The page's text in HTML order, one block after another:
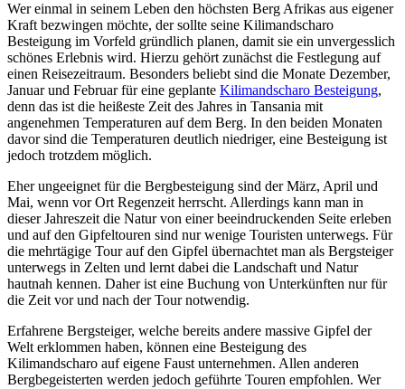
Wer einmal in seinem Leben den höchsten Berg Afrikas aus eigener
Kraft bezwingen möchte, der sollte seine Kilimandscharo
Besteigung im Vorfeld gründlich planen, damit sie ein unvergesslich
schönes Erlebnis wird. Hierzu gehört zunächst die Festlegung auf
einen Reisezeitraum. Besonders beliebt sind die Monate Dezember,
Januar und Februar für eine geplante Kilimandscharo Besteigung,
denn das ist die heißeste Zeit des Jahres in Tansania mit
angenehmen Temperaturen auf dem Berg. In den beiden Monaten
davor sind die Temperaturen deutlich niedriger, eine Besteigung ist
jedoch trotzdem möglich.
Eher ungeeignet für die Bergbesteigung sind der März, April und
Mai, wenn vor Ort Regenzeit herrscht. Allerdings kann man in
dieser Jahreszeit die Natur von einer beeindruckenden Seite erleben
und auf den Gipfeltouren sind nur wenige Touristen unterwegs. Für
die mehrtägige Tour auf den Gipfel übernachtet man als Bergsteiger
unterwegs in Zelten und lernt dabei die Landschaft und Natur
hautnah kennen. Daher ist eine Buchung von Unterkünften nur für
die Zeit vor und nach der Tour notwendig.
Erfahrene Bergsteiger, welche bereits andere massive Gipfel der
Welt erklommen haben, können eine Besteigung des
Kilimandscharo auf eigene Faust unternehmen. Allen anderen
Bergbegeisterten werden jedoch geführte Touren empfohlen. Wer